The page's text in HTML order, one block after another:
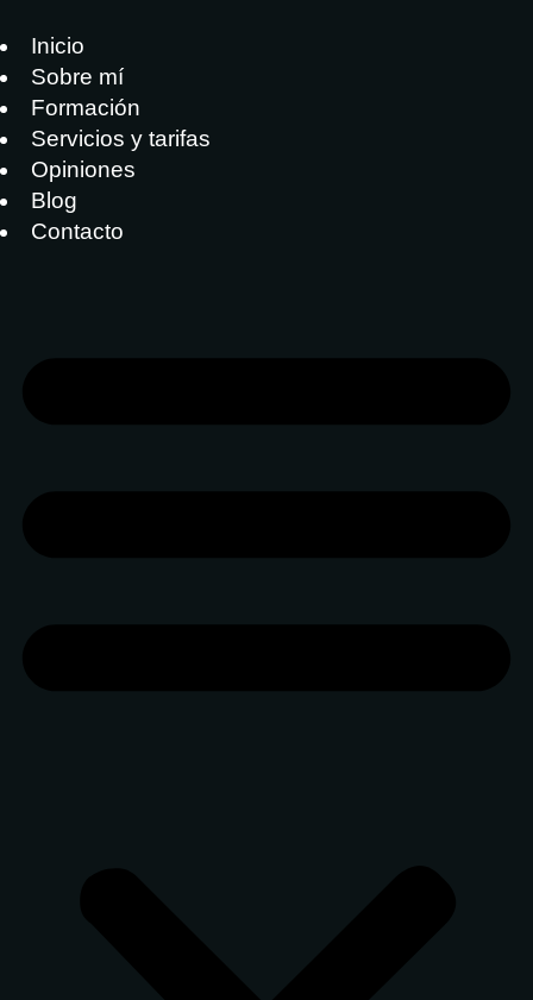
Inicio
Sobre mí
Formación
Servicios y tarifas
Opiniones
Blog
Contacto